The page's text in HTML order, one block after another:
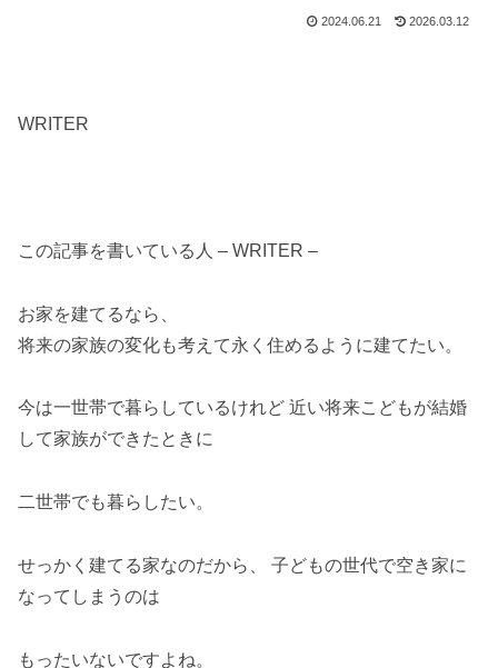
2024.06.21 2026.03.12
WRITER
この記事を書いている人 – WRITER –
お家を建てるなら、
将来の家族の変化も考えて永く住めるように建てたい。
今は一世帯で暮らしているけれど 近い将来こどもが結婚
して家族ができたときに
二世帯でも暮らしたい。
せっかく建てる家なのだから、 子どもの世代で空き家に
なってしまうのは
もったいないですよね。